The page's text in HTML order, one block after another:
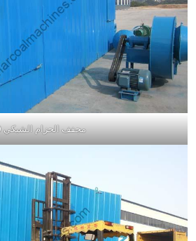
مجفف الحزام الشبكي 19